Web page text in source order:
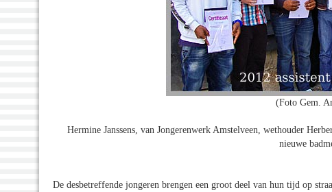
(Foto Gem.
Hermine Janssens, van Jongerenwerk Amstelveen, wethouder
nieuwe
De desbetreffende jongeren brengen een groot deel van hun tijd op